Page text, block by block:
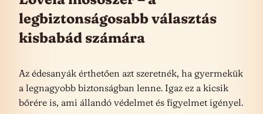
legbiztonságosabb választás
kisbabád számára
Az édesanyák érthetően azt szeretnék, ha gyermekük
a legnagyobb biztonságban lenne. Igaz ez a kicsik
bőrére is, ami állandó védelmet és figyelmet igényel.